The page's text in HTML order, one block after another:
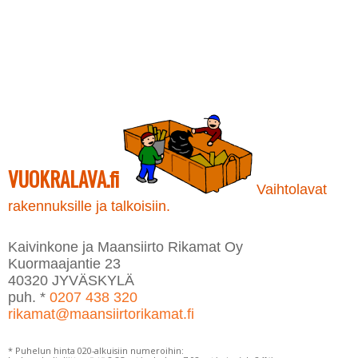
valinnat
tuotteen
sivulla.
VUOKRALAVA.fi
Vaihtolavat
rakennuksille ja talkoisiin.
Kaivinkone ja Maansiirto Rikamat Oy
Kuormaajantie 23
40320 JYVÄSKYLÄ
puh. * 0207 438 320
rikamat@maansiirtorikamat.fi
* Puhelun hinta 020-alkuisiin numeroihin: